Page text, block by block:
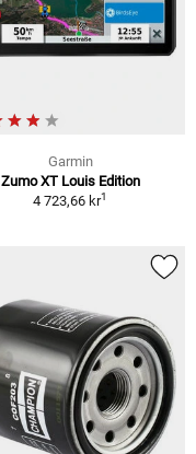
Garmin
Zumo XT Louis Edition
4 723,66 kr1